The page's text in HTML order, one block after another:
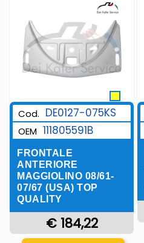
Cod. DE0127-075KS
OEM 111805591B
FRONTALE
ANTERIORE
MAGGIOLINO 08/61-
07/67 (USA) TOP
QUALITY
€ 184,22